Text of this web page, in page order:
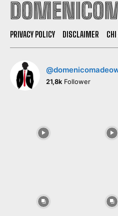
PRIVACY POLICY DISCLAIMER
21,8k Follower